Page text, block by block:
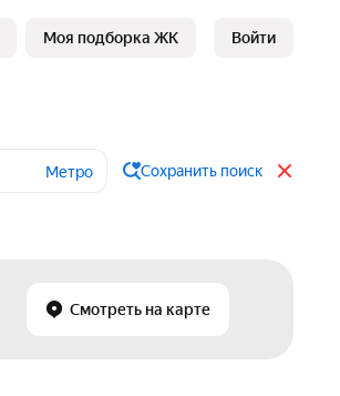
Моя подборка ЖК Войти
Метро Сохранить поиск
Смотреть на карте